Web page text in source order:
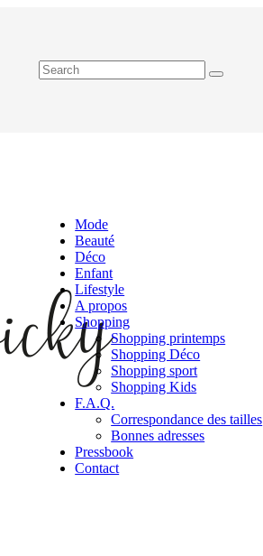
Mode
Beauté
Déco
Enfant
Lifestyle
A propos
Shopping
Shopping printemps
Shopping Déco
Shopping sport
Shopping Kids
F.A.Q.
Correspondance des tailles
Bonnes adresses
Pressbook
Contact